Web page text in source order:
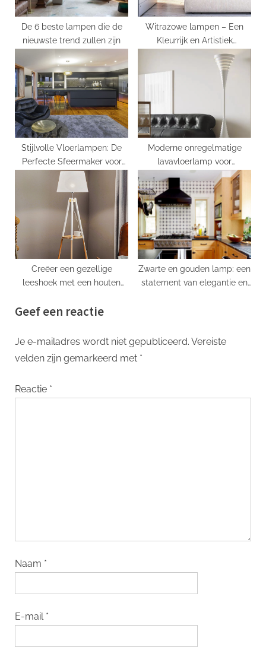
t
:De 6 beste lampen die de
nieuwste trend zullen zijn
Witrażowe lampen – Een
Kleurrijk en Artistiek
Decoratief Element
Stijlvolle Vloerlampen: De
Perfecte Sfeermaker voor
Elk Interieur
Moderne onregelmatige
lavavloerlamp voor
gepersonaliseerde stijl
woonkamer
Creëer een gezellige
leeshoek met een houten
Zwarte en gouden lamp: een
statement van elegantie en
Geef een reactie
Je e-mailadres wordt niet gepubliceerd. Vereiste
velden zijn gemarkeerd met *
Reactie *
Naam *
E-mail *